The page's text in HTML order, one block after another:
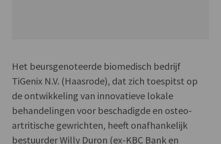
Het beursgenoteerde biomedisch bedrijf
TiGenix N.V. (Haasrode), dat zich toespitst op
de ontwikkeling van innovatieve lokale
behandelingen voor beschadigde en osteo-
artritische gewrichten, heeft onafhankelijk
bestuurder Willy Duron (ex-KBC Bank en